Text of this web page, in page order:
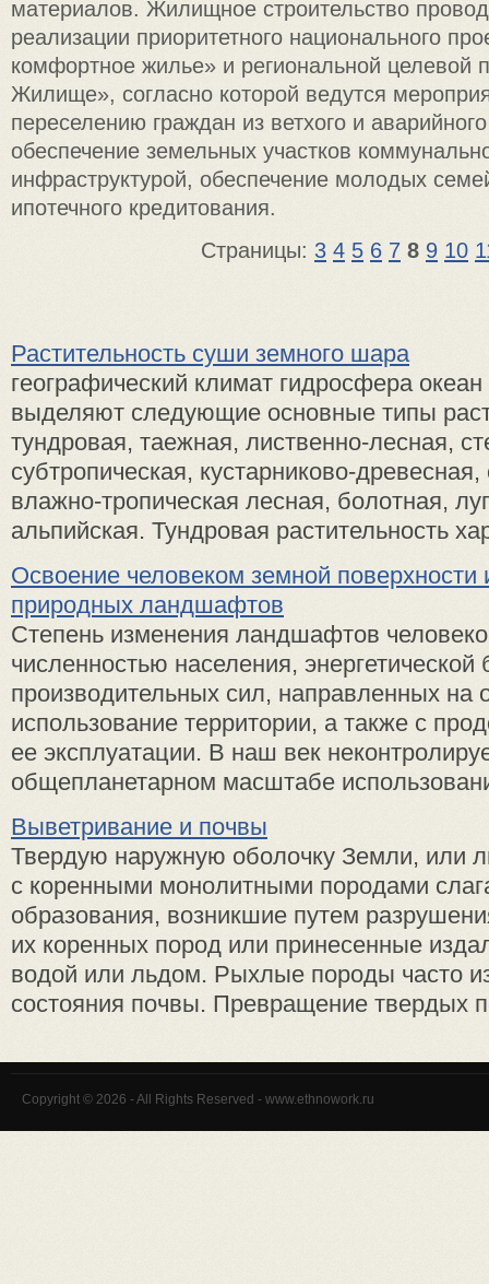
материалов. Жилищное строительство
реализации приоритетного национального
комфортное жилье» и региональной целевой
Жилище», согласно которой ведутся
переселению граждан из ветхого и
обеспечение земельных участков
инфраструктурой, обеспечение молодых
ипотечного кредитования.
Страницы: 3 4 5 6 7 8 9 10
Растительность суши земного шара
географический климат гидросфера
выделяют следующие основные типы
тундровая, таежная, лиственно-лесная,
субтропическая, кустарниково-
влажно-тропическая лесная, болотная,
альпийская. Тундровая растительность
Освоение человеком земной поверхности
природных ландшафтов
Степень изменения ландшафтов
численностью населения, энергетической
производительных сил, направленных на
использование территории, а также с
ее эксплуатации. В наш век
общепланетарном масштабе
Выветривание и почвы
Твердую наружную оболочку Земли, или
с коренными монолитными породами
образования, возникшие путем
их коренных пород или принесенные
водой или льдом. Рыхлые породы часто
состояния почвы. Превращение твердых
Copyright © 2026 - All Rights Reserved - www.ethnowork.ru